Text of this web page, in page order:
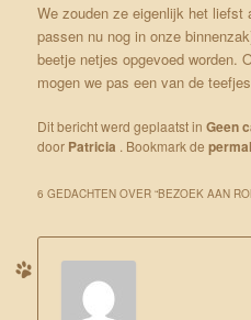
We zouden ze eigenlijk het liefst
passen nu nog in onze
beetje netjes opgevoed worden.
mogen we pas een van de
Dit bericht werd geplaatst inGeen
door Patricia . Bookmark de
6 GEDACHTEN OVER “BEZOEK AAN